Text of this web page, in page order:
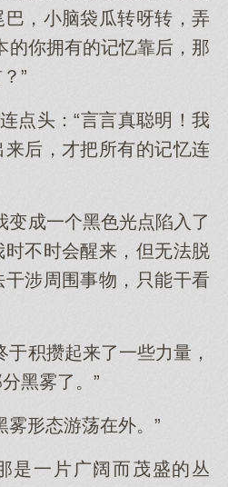
，小脑袋瓜转呀转，弄
的你拥有的记忆靠后，那
”
点头：“言言真聪明！我
来后，才把所有的记忆连
变成一个黑色光点陷入了
不时会醒来，但无法脱
涉周围事物，只能干看
于积攒起来了一些力量，
黑雾了。”
雾形态游荡在外。”
是一片广阔而茂盛的丛